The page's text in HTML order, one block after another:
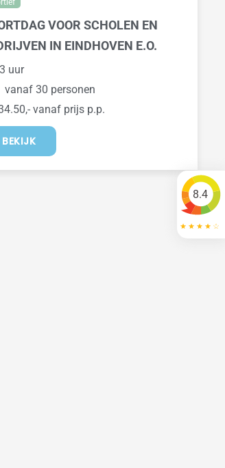
VOOR SCHOLEN EN
IN EINDHOVEN E.O.
3 uur
vanaf 30 personen
vanaf prijs p.p.
BEKIJK
8.4